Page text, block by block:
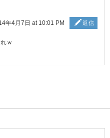
年4月7日 at 10:01 PM 返信
ｗ